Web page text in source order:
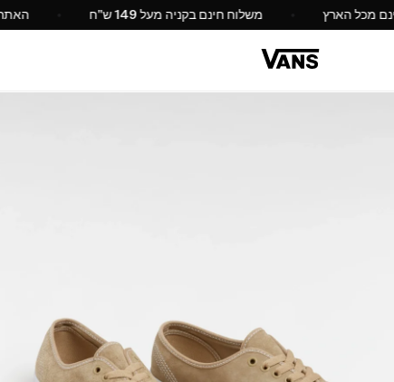
והחזרות חינם מכל הארץ משלוח חינם בקניה מעל 149 ש"ח